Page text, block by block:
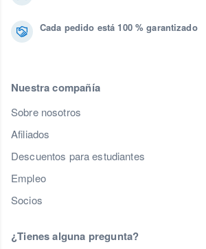
Cada pedido está 100 % garantizado
Nuestra compañía
Sobre nosotros
Afiliados
Descuentos para estudiantes
Empleo
Socios
¿Tienes alguna pregunta?